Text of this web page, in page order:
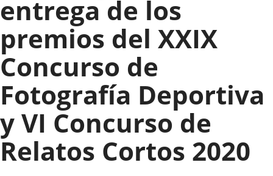
entrega de los
premios del XXIX
Concurso de
Fotografía Deportiva
y VI Concurso de
Relatos Cortos 2020